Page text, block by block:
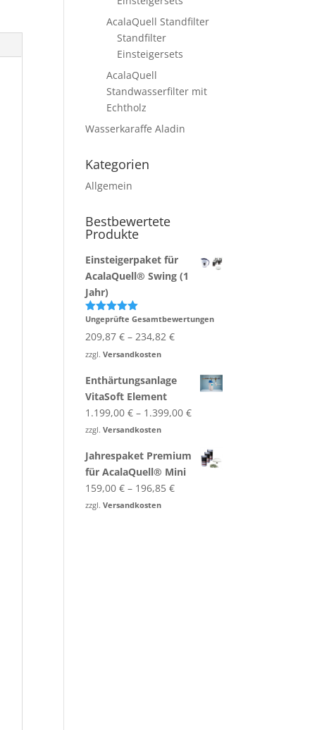
AcalaQuell Standfilter
Standfilter
Einsteigersets
AcalaQuell
Standwasserfilter mit
Echtholz
Wasserkaraffe Aladin
Kategorien
Allgemein
Bestbewertete
Produkte
Einsteigerpaket für
AcalaQuell® Swing (1
Jahr)
Bewertet
von 5
Ungeprüfte Gesamtbewertungen
209,87€ –234,82€
zzgl.Versandkosten
Enthärtungsanlage
VitaSoft Element
1.199,00€ – 1.399,00€
zzgl.Versandkosten
Jahrespaket Premium
für AcalaQuell® Mini
159,00€ – 196,85€
zzgl.Versandkosten